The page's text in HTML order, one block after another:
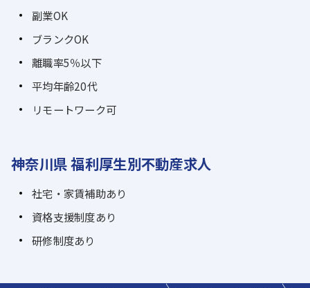
副業OK
ブランクOK
離職率5％以下
平均年齢20代
リモートワーク可
神奈川県 福利厚生別不動産求人
社宅・家賃補助あり
資格支援制度あり
研修制度あり